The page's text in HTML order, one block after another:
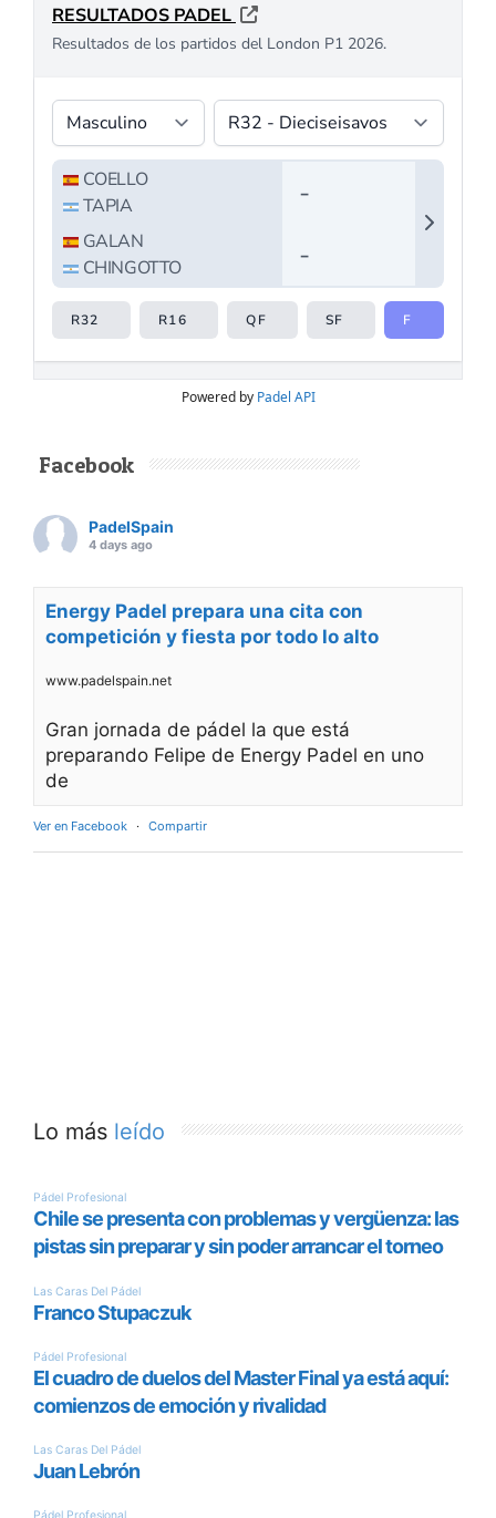
Powered by Padel API
Facebook
PadelSpain
4 days ago
Energy Padel prepara una cita con
competición y fiesta por todo lo alto
www.padelspain.net
Gran jornada de pádel la que está
preparando Felipe de Energy Padel en uno
de
Ver en Facebook · Compartir
Lo más leído